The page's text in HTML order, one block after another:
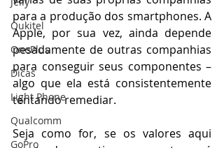
Oukitel
OnePlus
Dicas
Light Phone
Qualcomm
GoPro
para a produção dos smartphones. A
Apple, por sua vez, ainda depende
pesadamente de outras companhias
para conseguir seus componentes –
algo que ela está consistentemente
tentando remediar.
Seja como for, se os valores aqui